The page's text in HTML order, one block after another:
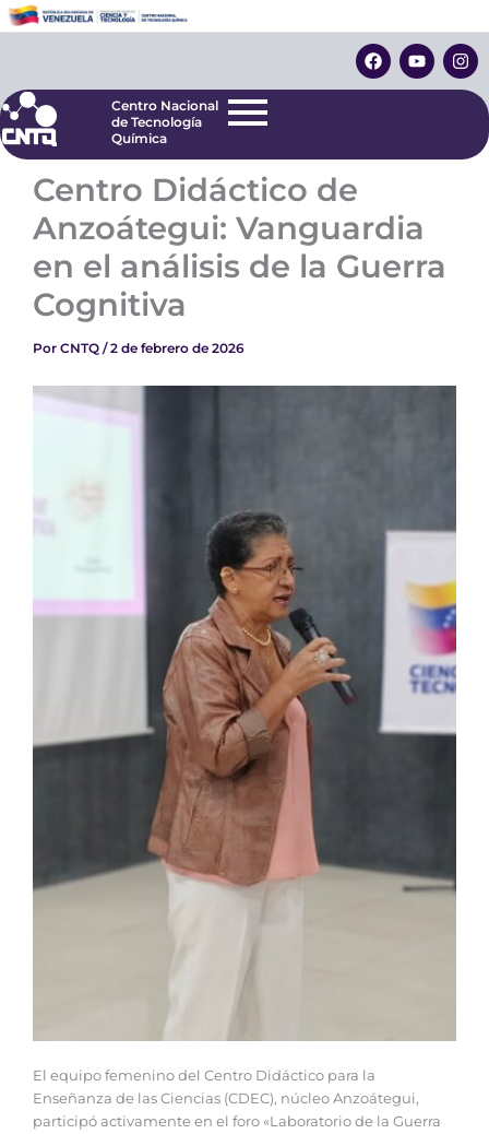
al
F
a
c
o
Y
o
u
e
I
n
s
r
Centro Nacional
de Tecnología
Centro Nacional
de Tecnología
Química
Centro Didáctico de
Anzoátegui: Vanguardia
en el análisis de la Guerra
Cognitiva
Por CNTQ /2 de febrero de 2026
El equipo femenino del Centro Didáctico para la
Enseñanza de las Ciencias (CDEC), núcleo Anzoátegui,
participó activamente en el foro «Laboratorio de la Guerra